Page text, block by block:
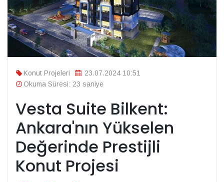
Konut Projeleri
23.07.2024 10:51
Okuma Süresi: 23 saniye
Vesta Suite Bilkent:
Ankara'nın Yükselen
Değerinde Prestijli
Konut Projesi